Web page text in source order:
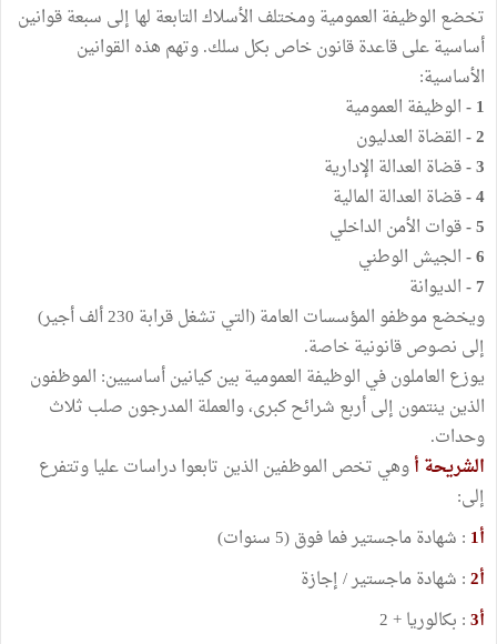
تخضع الوظيفة العمومية ومختلف الأسلاك التابعة لها إلى سبعة قوانين
أساسية على قاعدة قانون خاص بكل سلك. وتهم هذه القوانين
الأساسية:
1 - الوظيفة العمومية
2 - القضاة العدليون
3 - قضاة العدالة الإدارية
4 - قضاة العدالة المالية
5 - قوات الأمن الداخلي
6 - الجيش الوطني
7 - الديوانة
ويخضع موظفو المؤسسات العامة (التي تشغل قرابة 230 ألف أجير)
إلى نصوص قانونية خاصة.
يوزع العاملون في الوظيفة العمومية بين كيانين أساسيين: الموظفون
الذين ينتمون إلى أربع شرائح كبرى، والعملة المدرجون صلب ثلاث
وحدات.
الشريحة أوهي تخص الموظفين الذين تابعوا دراسات عليا وتتفرع
إلى:
: شهادة ماجستير فما فوق (5 سنوات)
: شهادة ماجستير / إجازة
: بكالوريا + 2